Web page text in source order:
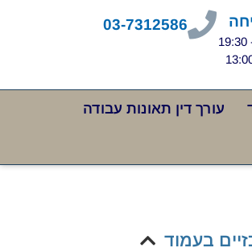
03-7312586
עורך דין תאונות עבודה
בעמוד